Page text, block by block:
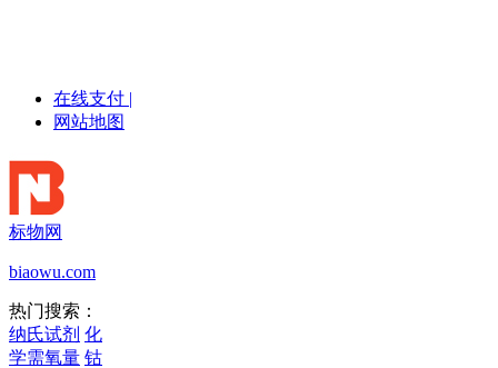
在线支付 |
网站地图
标物网
biaowu.com
热门搜索：
纳氏试剂 化
学需氧量 钴